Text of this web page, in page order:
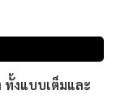
ทั้งแบบเต็มและ